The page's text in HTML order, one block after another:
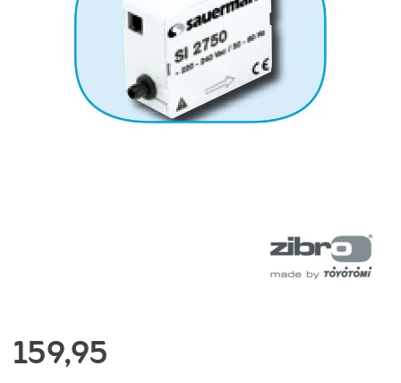
159,95